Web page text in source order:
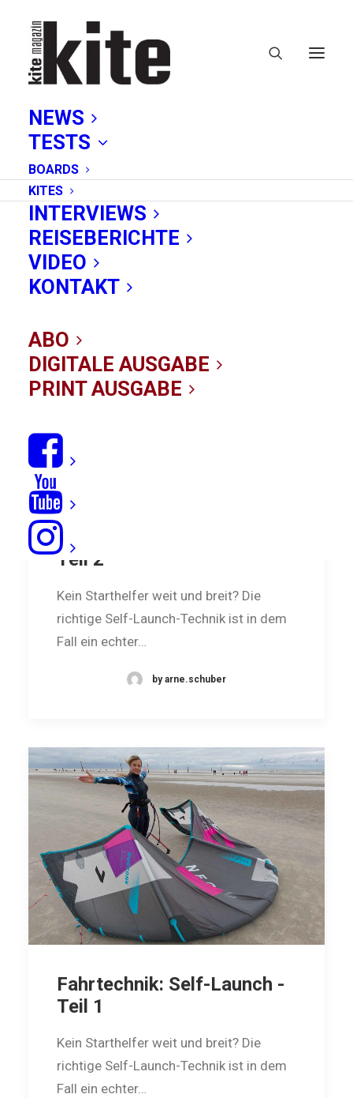
NEWS
TESTS
BOARDS
KITES
INTERVIEWS
REISEBERICHTE
VIDEO
KONTAKT
ABO
DIGITALE AUSGABE
PRINT AUSGABE
Fahrtechnik
Fahrtechnik: Self-Launch -
Teil 2
Kein Starthelfer weit und breit? Die
richtige Self-Launch-Technik ist in dem
Fall ein echter…
by arne.schuber
Fahrtechnik: Self-Launch -
Teil 1
Kein Starthelfer weit und breit? Die
richtige Self-Launch-Technik ist in dem
Fall ein echter…